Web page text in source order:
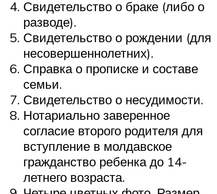
Свидетельство о браке (либо о
разводе).
Свидетельство о рождении (для
несовершеннолетних).
Справка о прописке и составе
семьи.
Свидетельство о несудимости.
Нотариально заверенное
согласие второго родителя для
вступление в молдавское
гражданство ребенка до 14-
летнего возраста.